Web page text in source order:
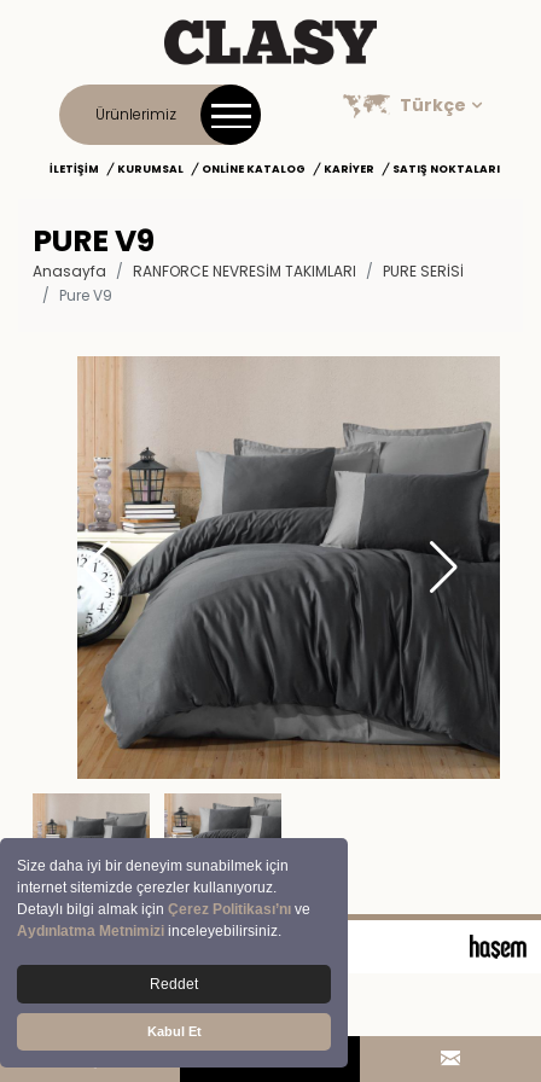
Size daha iyi bir deneyim sunabilmek için
internet sitemizde çerezler kullanıyoruz.
Detaylı bilgi almak içinÇerez Politikası’nı ve
Aydınlatma Metnimizi inceleyebilirsiniz.
Reddet
Kabul Et
Ürünlerimiz Türkçe
İLETIŞIM KURUMSAL ONLINE KATALOG KARIYER SATIŞ NOKTALARI
PURE V9
Anasayfa RANFORCE NEVRESİM TAKIMLARI
PURE SERISI
Pure V9